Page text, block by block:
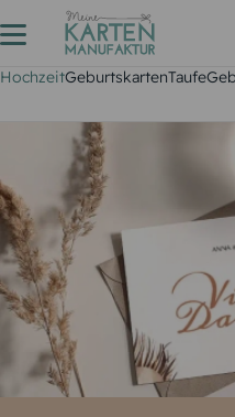
HochzeitGeburtskartenTaufe